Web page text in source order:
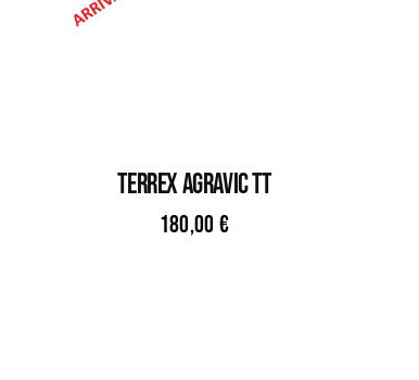
TERREX AGRAVIC TT
180,00 €